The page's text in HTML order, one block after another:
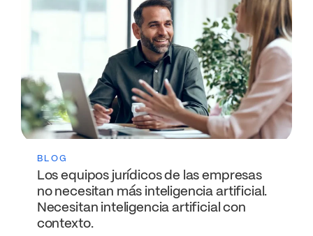
BLOG
Los equipos jurídicos de las empresas
no necesitan más inteligencia artificial.
Necesitan inteligencia artificial con
contexto.